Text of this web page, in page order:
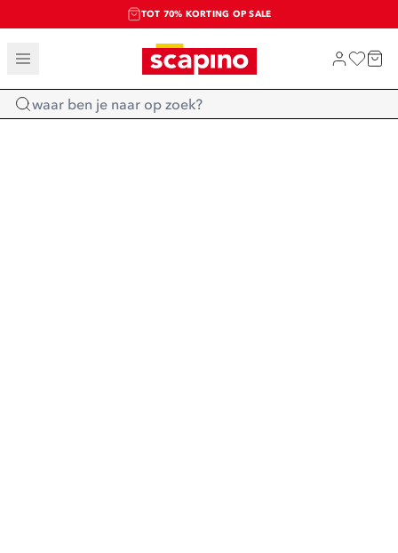
TOT 70% KORTING OP SALE
SALE: LAATSTE KANS!
SHOP NIEUW
Home